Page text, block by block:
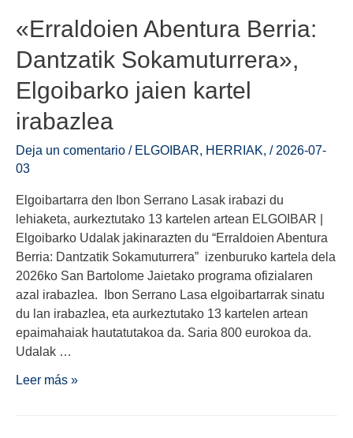
«Erraldoien Abentura Berria:
Dantzatik Sokamuturrera»,
Elgoibarko jaien kartel
irabazlea
Deja un comentario / ELGOIBAR, HERRIAK, / 2026-07-
03
Elgoibartarra den Ibon Serrano Lasak irabazi du
lehiaketa, aurkeztutako 13 kartelen artean ELGOIBAR |
Elgoibarko Udalak jakinarazten du “Erraldoien Abentura
Berria: Dantzatik Sokamuturrera” izenburuko kartela dela
2026ko San Bartolome Jaietako programa ofizialaren
azal irabazlea. Ibon Serrano Lasa elgoibartarrak sinatu
du lan irabazlea, eta aurkeztutako 13 kartelen artean
epaimahaiak hautatutakoa da. Saria 800 eurokoa da.
Udalak …
Leer más »